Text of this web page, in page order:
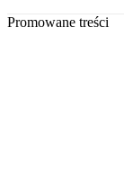
Promowane treści